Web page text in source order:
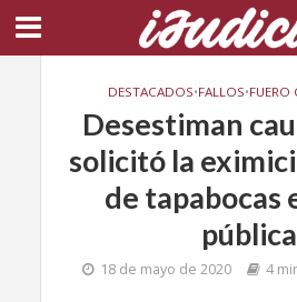
DESTACADOS•FALLOS•FUERO
Desestiman
solicitó la
de tapabocas
pública
18 de mayo de 2020 4